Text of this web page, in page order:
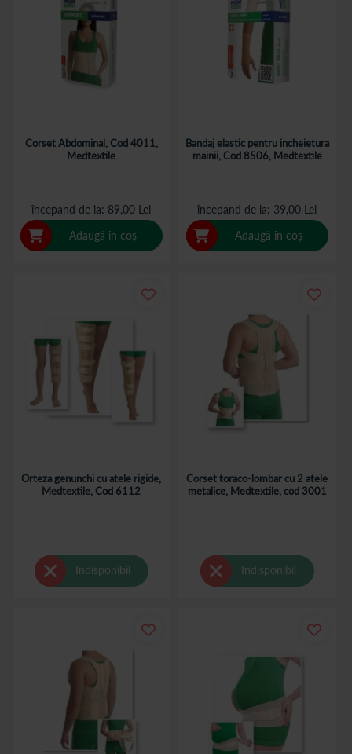
Corset Abdominal, Cod 4011,
Medtextile
începand de la 89,00 Lei
Adaugă în coș
Bandaj elastic pentru incheietura
mainii, Cod 8506, Medtextile
începand de la 39,00 Lei
Adaugă în coș
Orteza genunchi cu atele rigide,
Medtextile, Cod 6112
Indisponibil
Corset toraco-lombar cu 2 atele
metalice, Medtextile, cod 3001
Indisponibil